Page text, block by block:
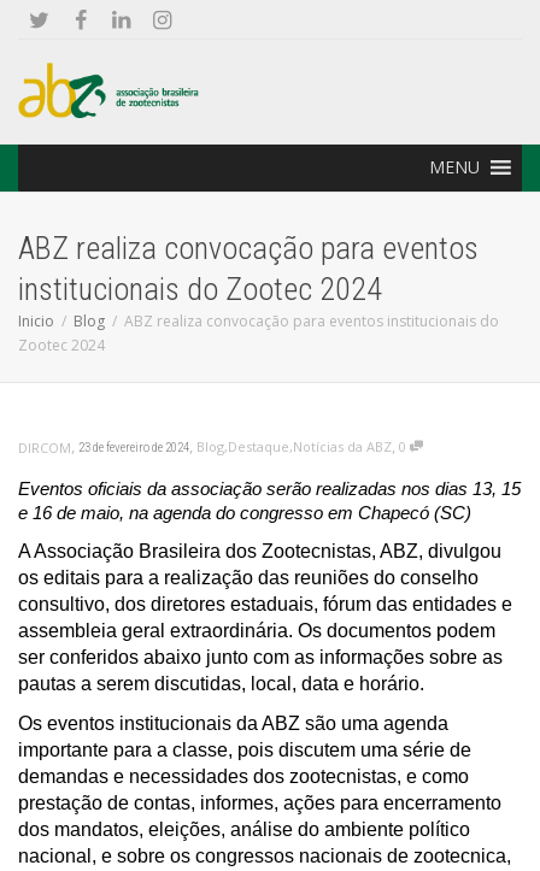
MENU
ABZ realiza convocação para eventos
institucionais do Zootec 2024
Inicio Blog
ABZ realiza convocação para eventos institucionais do
Zootec 2024
DIRCOM, 23 de fevereiro de 2024, Blog,Destaque,Notícias da ABZ, 0
Eventos oficiais da associação serão realizadas nos dias 13, 15
e 16 de maio, na agenda do congresso em Chapecó (SC)
A Associação Brasileira dos Zootecnistas, ABZ, divulgou
os editais para a realização das reuniões do conselho
consultivo, dos diretores estaduais, fórum das entidades e
assembleia geral extraordinária. Os documentos podem
ser conferidos abaixo junto com as informações sobre as
pautas a serem discutidas, local, data e horário.
Os eventos institucionais da ABZ são uma agenda
importante para a classe, pois discutem uma série de
demandas e necessidades dos zootecnistas, e como
prestação de contas, informes, ações para encerramento
dos mandatos, eleições, análise do ambiente político
nacional, e sobre os congressos nacionais de zootecnica,